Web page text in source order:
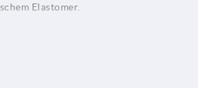
Elastomer.
Festigkeitsklasse